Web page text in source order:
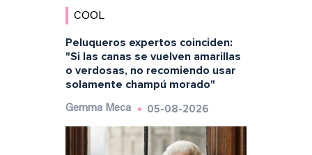
COOL
Peluqueros expertos coinciden:
"Si las canas se vuelven amarillas
o verdosas, no recomiendo usar
solamente champú morado"
Gemma Meca 05-08-2026